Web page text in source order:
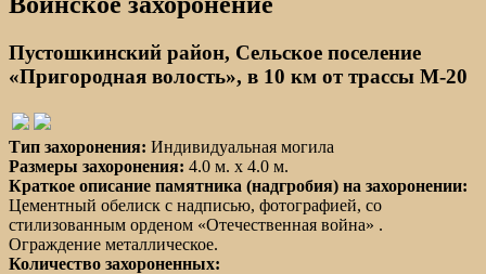
Пустошкинский район, Сельское поселение
«Пригородная волость», в 10 км от трассы М-20
Тип захоронения: Индивидуальная могила
Размеры захоронения: 4.0 м. х 4.0 м.
Краткое описание памятника (надгробия) на захоронении:
Цементный обелиск с надписью, фотографией, со
стилизованным орденом «Отечественная война» .
Ограждение металлическое.
Количество захороненных: